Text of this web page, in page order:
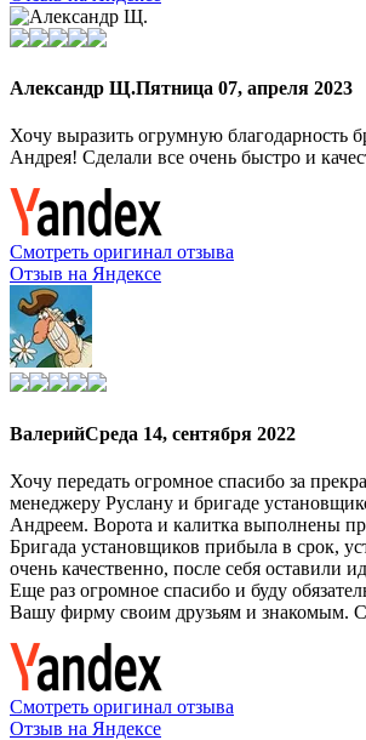
Александр Щ.Пятница 07, апреля 2023
Хочу выразить огрумную благодарность
Андрея! Сделали все очень быстро и
Смотреть оригинал отзыва
Отзыв на Яндексе
ВалерийСреда 14, сентября 2022
Хочу передать огромное спасибо за
менеджеру Руслану и бригаде
Андреем. Ворота и калитка выполнены
Бригада установщиков прибыла в срок,
очень качественно, после себя оставили
Еще раз огромное спасибо и буду
Вашу фирму своим друзьям и знакомым.
Смотреть оригинал отзыва
Отзыв на Яндексе